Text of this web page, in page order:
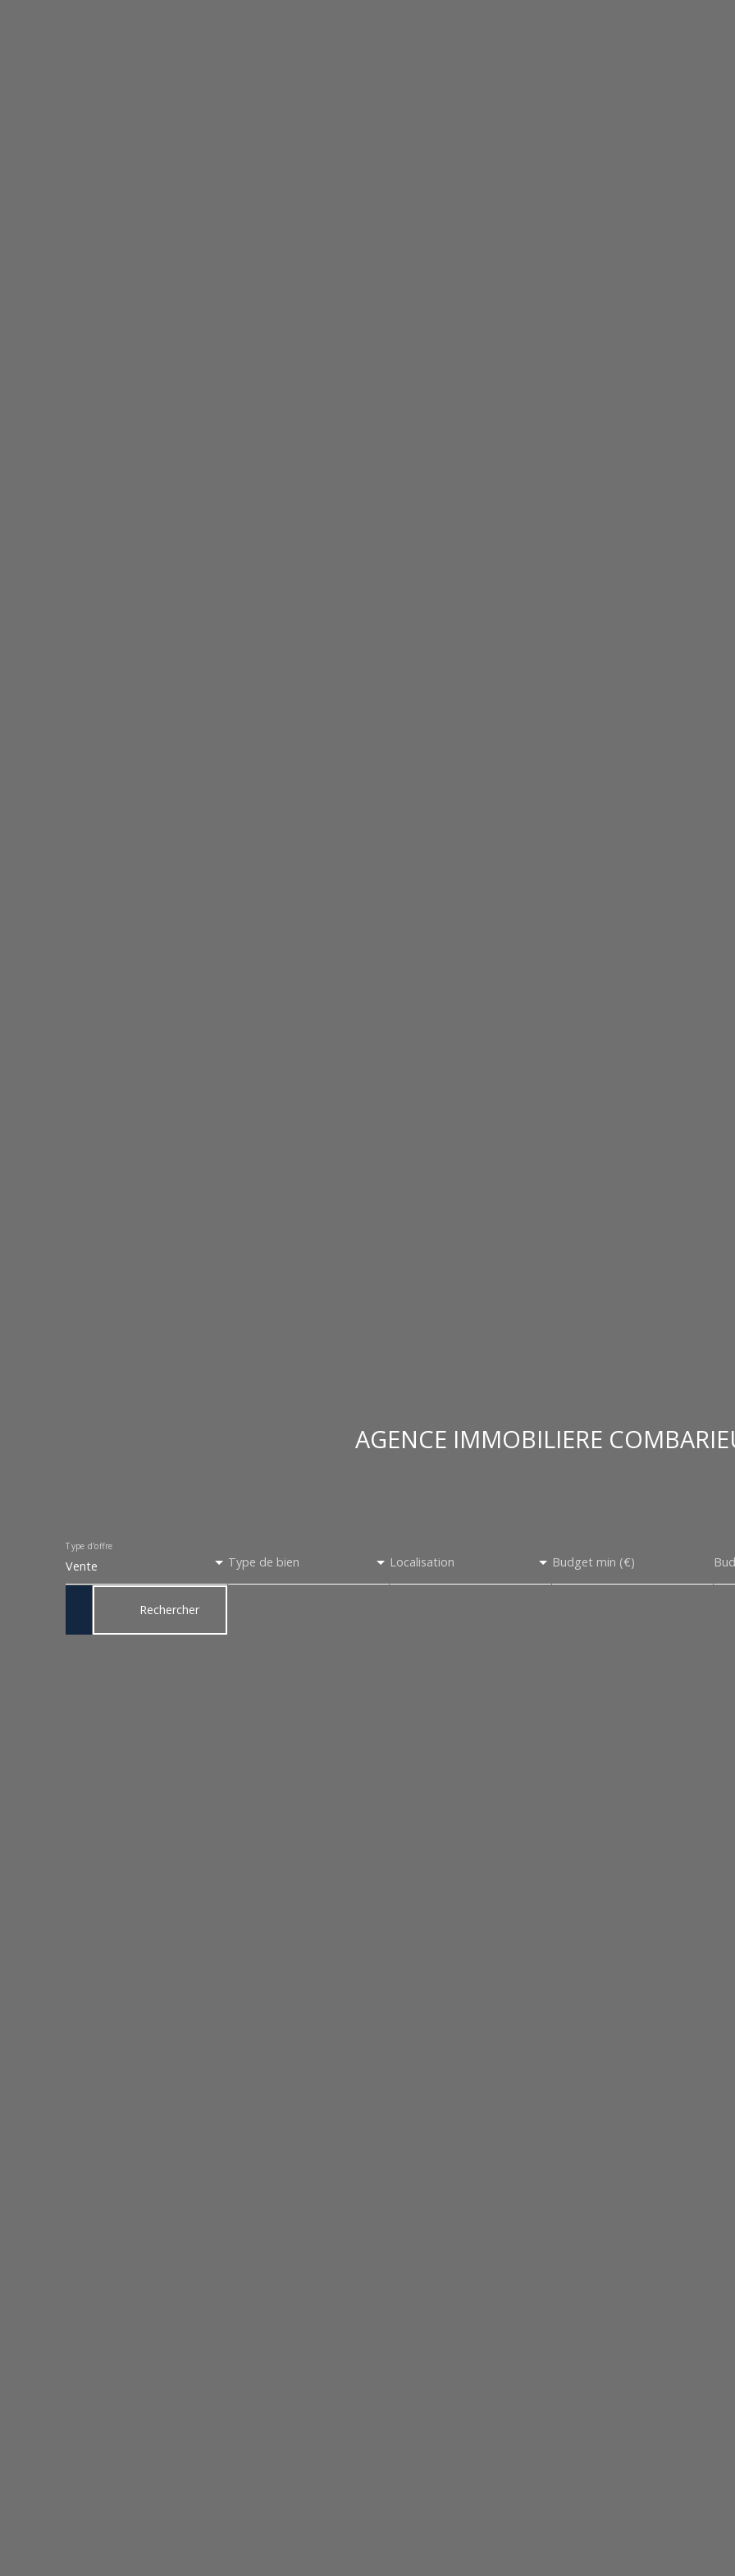
AGENCE IMMOBILIERE
Vente
Type d'offre
Type de bien Localisation Budget min (€)
Rechercher